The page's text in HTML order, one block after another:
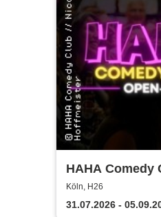
HAHA Comedy
Air-Show | H26
Köln, H26
31.07.2026 -